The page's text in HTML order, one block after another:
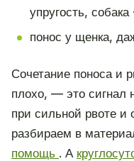
упругость,
понос у щенка,
Сочетание поноса и
плохо, — это сигнал
при сильной рвоте и
разбираем в
помощь . А